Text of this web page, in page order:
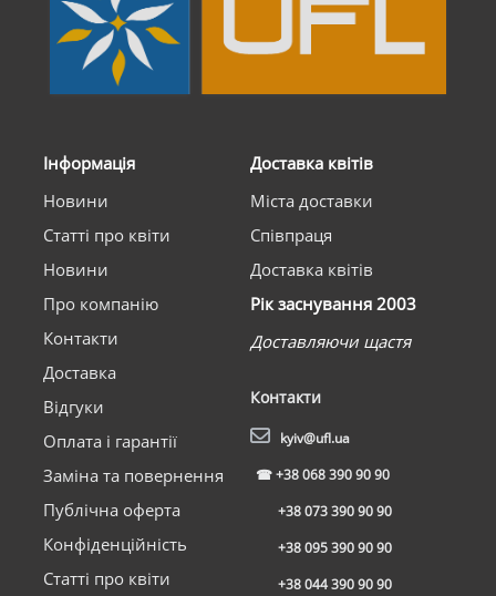
Інформація
Новини
Статті про квіти
Новини
Про компанію
Контакти
Доставка
Відгуки
Оплата і гарантії
Заміна та повернення
Публічна оферта
Конфіденційність
Статті про квіти
Доставка квітів
Міста доставки
Співпраця
Доставка квітів
Рік заснування 2003
Доставляючи щастя
Контакти
kyiv@ufl.ua
☎+38 068 390 90 90
+38 073 390 90 90
+38 095 390 90 90
+38 044 390 90 90